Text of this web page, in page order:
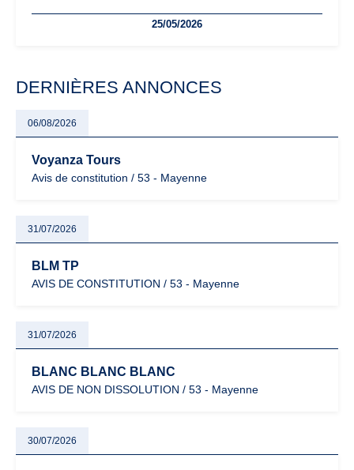
facturation ou risque de bascule vers la TVA : les règles
25/05/2026
DERNIÈRES ANNONCES
06/08/2026
Voyanza Tours
Avis de constitution / 53 - Mayenne
31/07/2026
BLM TP
AVIS DE CONSTITUTION / 53 - Mayenne
31/07/2026
BLANC BLANC BLANC
AVIS DE NON DISSOLUTION / 53 - Mayenne
30/07/2026